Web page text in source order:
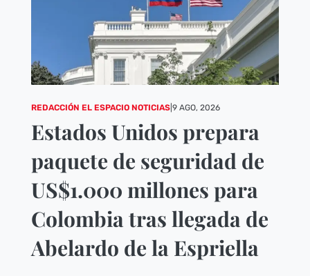
REDACCIÓN EL ESPACIO NOTICIAS| 9 AGO, 2026
Estados Unidos prepara
paquete de seguridad de
US$1.000 millones para
Colombia tras llegada de
Abelardo de la Espriella